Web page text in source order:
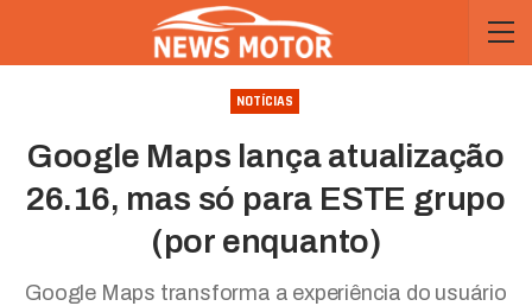
NOTÍCIAS
Google Maps lança atualização
26.16, mas só para ESTE grupo
(por enquanto)
Google Maps transforma a experiência do usuário